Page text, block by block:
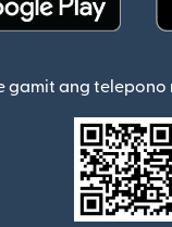
gamit ang